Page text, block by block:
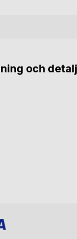
och